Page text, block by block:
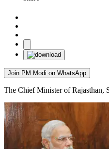
Join PM Modi on WhatsApp
The Chief Minister of Rajasthan,